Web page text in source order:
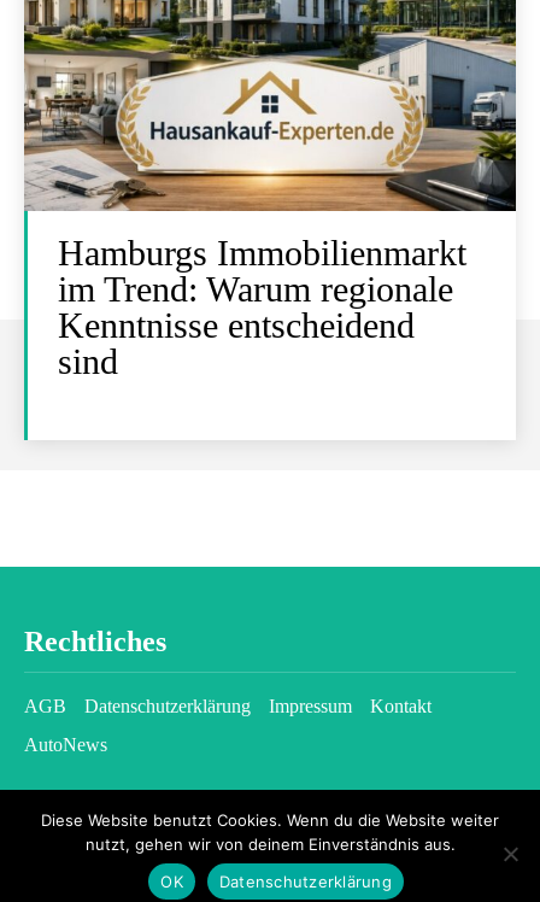
Hamburgs Immobilienmarkt
im Trend: Warum regionale
Kenntnisse entscheidend
sind
Rechtliches
AGB Datenschutzerklärung Impressum
Kontakt
AutoNews
2026 © kfzgazette.com - All rights reserved.
Diese Website benutzt Cookies. Wenn du die Website weiter
nutzt, gehen wir von deinem Einverständnis aus.
OK
Datenschutzerklärung